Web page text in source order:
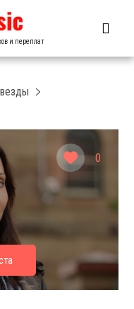
и переплат
0